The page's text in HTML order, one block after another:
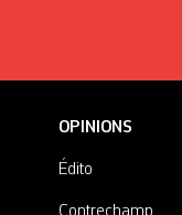
OPINIONS
Édito